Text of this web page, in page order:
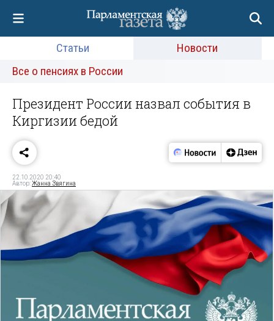
Статьи
Новости
Все о пенсиях в России
Президент России назвал события в
Киргизии бедой
22.10.2020 20:40
Автор:Жанна Звягина